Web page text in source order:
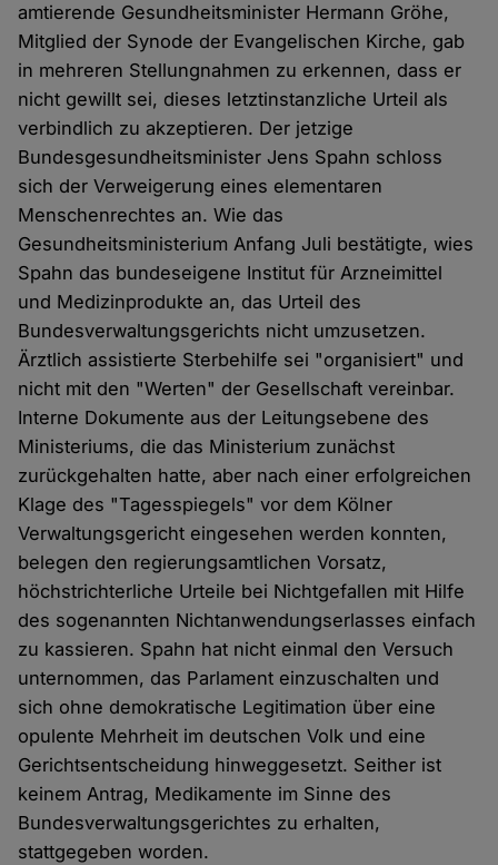
amtierende Gesundheitsminister Hermann Gröhe,
Mitglied der Synode der Evangelischen Kirche, gab
in mehreren Stellungnahmen zu erkennen, dass er
nicht gewillt sei, dieses letztinstanzliche Urteil als
verbindlich zu akzeptieren. Der jetzige
Bundesgesundheitsminister Jens Spahn schloss
sich der Verweigerung eines elementaren
Menschenrechtes an. Wie das
Gesundheitsministerium Anfang Juli bestätigte, wies
Spahn das bundeseigene Institut für Arzneimittel
und Medizinprodukte an, das Urteil des
Bundesverwaltungsgerichts nicht umzusetzen.
Ärztlich assistierte Sterbehilfe sei "organisiert" und
nicht mit den "Werten" der Gesellschaft vereinbar.
Interne Dokumente aus der Leitungsebene des
Ministeriums, die das Ministerium zunächst
zurückgehalten hatte, aber nach einer erfolgreichen
Klage des "Tagesspiegels" vor dem Kölner
Verwaltungsgericht eingesehen werden konnten,
belegen den regierungsamtlichen Vorsatz,
höchstrichterliche Urteile bei Nichtgefallen mit Hilfe
des sogenannten Nichtanwendungserlasses einfach
zu kassieren. Spahn hat nicht einmal den Versuch
unternommen, das Parlament einzuschalten und
sich ohne demokratische Legitimation über eine
opulente Mehrheit im deutschen Volk und eine
Gerichtsentscheidung hinweggesetzt. Seither ist
keinem Antrag, Medikamente im Sinne des
Bundesverwaltungsgerichtes zu erhalten,
stattgegeben worden.